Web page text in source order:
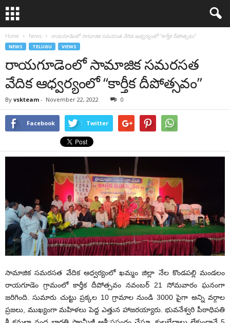
Home News రాయ‌గూడెంలో సామాజిక సమరసత వేదిక ఆధ్వ‌ర్యంలో “కార్తీక దీపోత్సవం”
NEWS TELUGU VIEWS
రాయ‌గూడెంలో సామాజిక సమరసత
వేదిక ఆధ్వ‌ర్యంలో “కార్తీక దీపోత్సవం”
By vskteam - November 22, 2022 0
Facebook Twitter
సామాజిక సమరసత వేదిక ఆధ్వర్యంలో ఖమ్మం జిల్లా నేల కొండపల్లి మండలం
రాయగూడెం గ్రామంలో కార్తీక దీపోత్సవం నవంబర్ 21 సోమవారం ఘనంగా
జరిగింది. సుమారు చుట్టు ప్రక్కల 10 గ్రామాల నుండి 3000 పైగా అన్ని వర్గాల
ప్రజలు, ముఖ్యంగా మహిళలు పెద్ద ఎత్తున హాజరయ్యారు. భువనేశ్వరి పీఠాధిపతి